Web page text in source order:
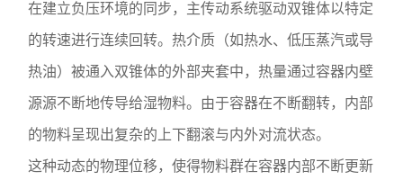
在建立负压环境的同步，主传动系统驱动双锥体以特定
的转速进行连续回转。热介质（如热水、低压蒸汽或导
热油）被通入双锥体的外部夹套中，热量通过容器内壁
源源不断地传导给湿物料。由于容器在不断翻转，内部
的物料呈现出复杂的上下翻滚与内外对流状态。
这种动态的物理位移，使得物料群在容器内部不断更新